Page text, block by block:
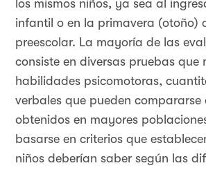
los mismos niños, ya sea al
infantil o en la primavera (otoño)
preescolar. La mayoría de las
consiste en diversas pruebas que
habilidades psicomotoras,
verbales que pueden compararse
obtenidos en mayores
basarse en criterios que
niños deberían saber según las